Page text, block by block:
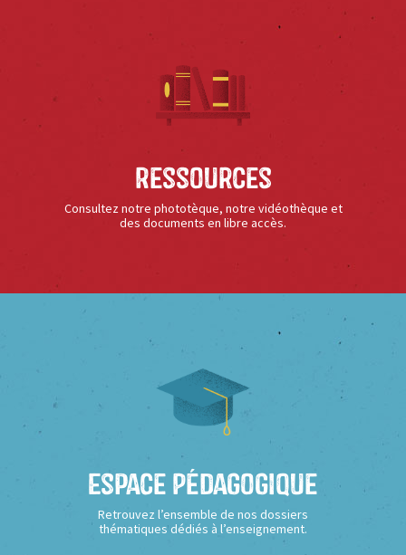
Ressources
Consultez notre phototèque, notre vidéothèque et
des documents en libre accès.
Espace Pédagogique
Retrouvez l’ensemble de nos dossiers
thématiques dédiés à l’enseignement.